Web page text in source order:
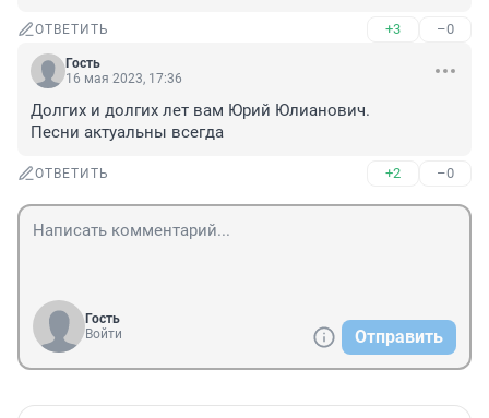
ОТВЕТИТЬ +3 –0
Гость
16 мая 2023, 17:36
Долгих и долгих лет вам Юрий Юлианович.
Песни актуальны всегда
ОТВЕТИТЬ +2 –0
Гость
Войти
Отправить